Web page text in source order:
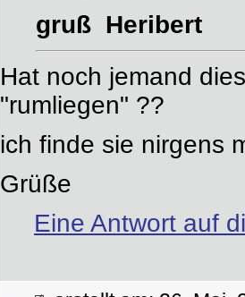
gruß Heribert
Hat noch jemand
"rumliegen" ??
ich finde sie nirgens
Grüße
Eine Antwort auf